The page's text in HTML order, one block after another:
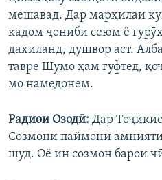
мешавад. Дар марҳилаи
кадом ҷониби сеюм ё
дахиланд, душвор аст.
тавре Шумо ҳам гуфтед,
мо намедонем.
Радиои Озодӣ: Дар
Созмони паймони амнияти
шуд. Оё ин созмон барои